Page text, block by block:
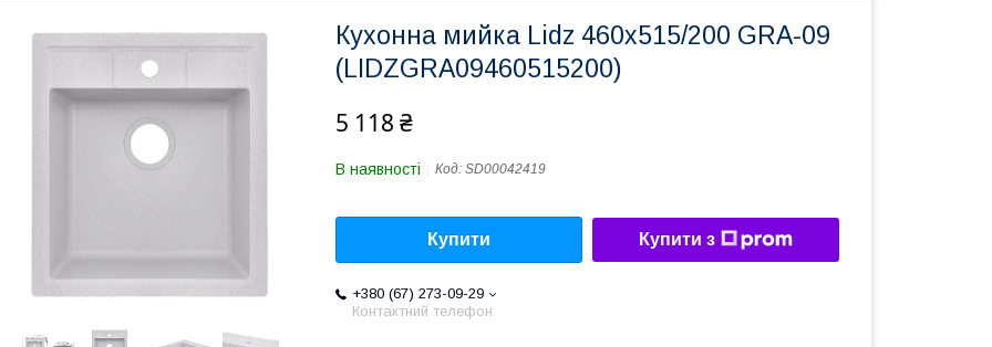
Кухонна мийка Lidz 460х515/200 GRA-09
(LIDZGRA09460515200)
5 118 ₴
В наявності Код: SD00042419
Купити Купити з
+380 (67) 273-09-29
Контактний телефон